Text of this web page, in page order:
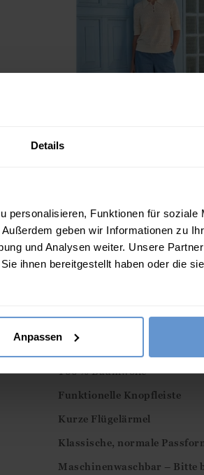
Details
personalisieren, Funktionen für soziale
geben wir Informationen zu
und Analysen weiter. Unsere
ihnen bereitgestellt haben oder die
Anpassen
Beschreibung
Erfrischen Sie Ihre
mit Blumenmuster und
weißen Hemdes. Elegant
Eigenschaften
100 % Baumwolle
Funktionelle Knopfleiste
Kurze Flügelärmel
Klassische, normale
Maschinenwaschbar – Bitte